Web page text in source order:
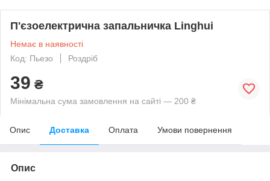
П'єзоелектрична запальничка Linghui
Немає в наявності
Код: Пьезо
Роздріб
39 ₴
Мінімальна сума замовлення на сайті — 200 ₴
Опис Доставка Оплата Умови повернення
Опис